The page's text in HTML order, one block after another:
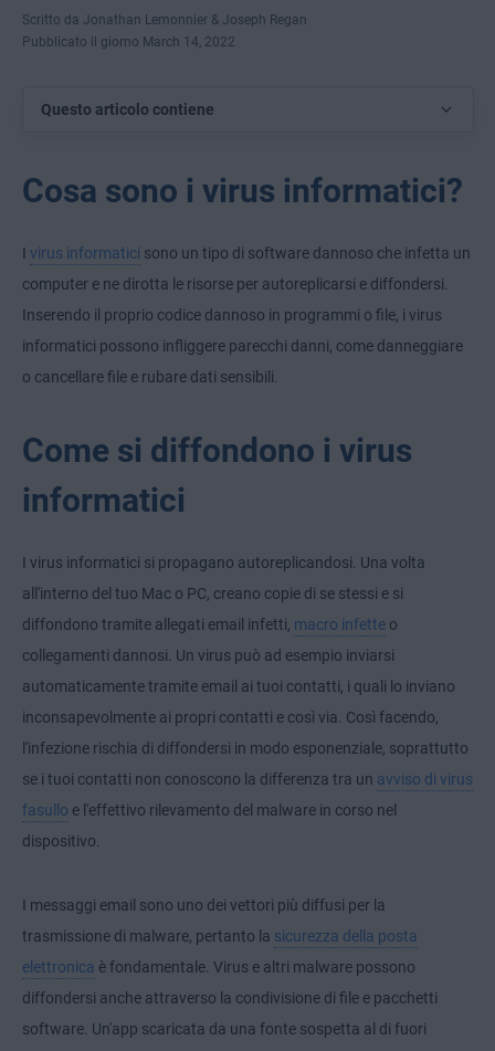
Scritto da Jonathan Lemonnier & Joseph Regan
Pubblicato il giorno March 14, 2022
Questo articolo contiene
Cosa sono i virus informatici?
I virus informatici sono un tipo di software dannoso che infetta un
computer e ne dirotta le risorse per autoreplicarsi e diffondersi.
Inserendo il proprio codice dannoso in programmi o file, i virus
informatici possono infliggere parecchi danni, come danneggiare
o cancellare file e rubare dati sensibili.
Come si diffondono i virus
informatici
I virus informatici si propagano autoreplicandosi. Una volta
all'interno del tuo Mac o PC, creano copie di se stessi e si
diffondono tramite allegati email infetti, macro infette o
collegamenti dannosi. Un virus può ad esempio inviarsi
automaticamente tramite email ai tuoi contatti, i quali lo inviano
inconsapevolmente ai propri contatti e così via. Così facendo,
l'infezione rischia di diffondersi in modo esponenziale, soprattutto
se i tuoi contatti non conoscono la differenza tra un avviso di virus
fasullo e l'effettivo rilevamento del malware in corso nel
dispositivo.
I messaggi email sono uno dei vettori più diffusi per la
trasmissione di malware, pertanto la sicurezza della posta
elettronica è fondamentale. Virus e altri malware possono
diffondersi anche attraverso la condivisione di file e pacchetti
software. Un'app scaricata da una fonte sospetta al di fuori